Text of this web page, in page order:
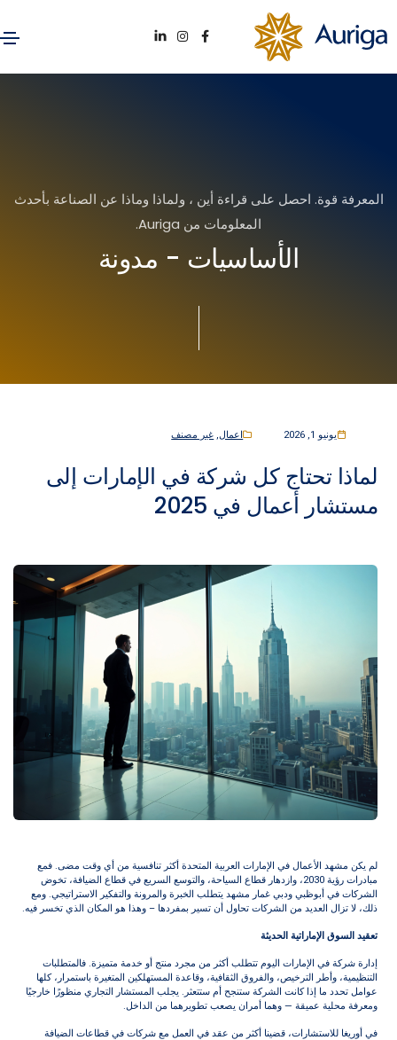
احصل على قراءة أين ، ولماذا وماذا عن الصناعة بأحدث
المعلومات من Auriga.
الأساسيات - مدونة
اعمال,غير مصنف
كل شركة في الإمارات إلى
في 2025
في الإمارات العربية المتحدة أكثر تنافسية من أي وقت مضى. فمع
مبادرات رؤية 2030، وازدهار قطاع السياحة، والتوسع السريع في قطاع الضيافة، تخوض
ودبي غمار مشهد يتطلب الخبرة والمرونة والتفكير الاستراتيجي. ومع
من الشركات تحاول أن تسير بمفردها – وهذا هو المكان الذي تخسر فيه.
الحديثة
اليوم تتطلب أكثر من مجرد منتج أو خدمة متميزة. فالمتطلبات
الترخيص، والفروق الثقافية، وقاعدة المستهلكين المتغيرة باستمرار، كلها
إذا كانت الشركة ستنجح أم ستتعثر. يجلب المستشار التجاري منظورًا خارجيًا
عميقة — وهما أمران يصعب تطويرهما من الداخل.
قضينا أكثر من عقد في العمل مع شركات في قطاعات الضيافة